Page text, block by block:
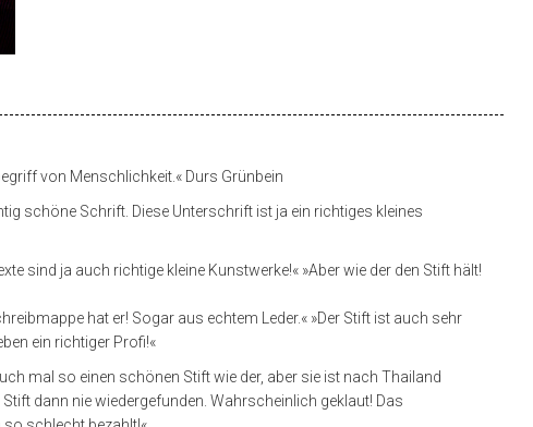
Hit
enter
von Menschlichkeit.« Durs Grünbein
schöne Schrift. Diese Unterschrift ist ja ein richtiges kleines
sind ja auch richtige kleine Kunstwerke!« »Aber wie der den Stift hält!
hat er! Sogar aus echtem Leder.« »Der Stift ist auch sehr
ein richtiger Profi!«
mal so einen schönen Stift wie der, aber sie ist nach Thailand
dann nie wiedergefunden. Wahrscheinlich geklaut! Das